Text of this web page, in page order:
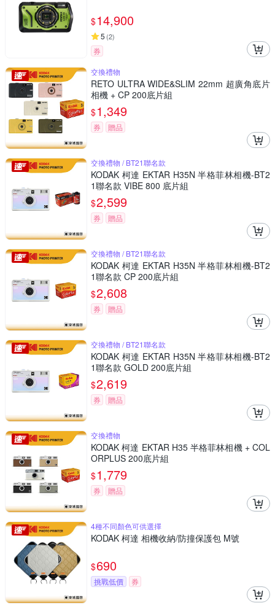
$14,900
5 (2)
券
交換禮物
RETO ULTRA WIDE&SLIM 22mm 超廣角底片
相機 + CP 200底片組
$1,349
券 贈品
交換禮物 / BT21聯名款
KODAK 柯達 EKTAR H35N 半格菲林相機-BT2
1聯名款 VIBE 800 底片組
$2,599
券 贈品
交換禮物 / BT21聯名款
KODAK 柯達 EKTAR H35N 半格菲林相機-BT2
1聯名款 CP 200底片組
$2,608
券 贈品
交換禮物 / BT21聯名款
KODAK 柯達 EKTAR H35N 半格菲林相機-BT2
1聯名款 GOLD 200底片組
$2,619
券 贈品
交換禮物
KODAK 柯達 EKTAR H35 半格菲林相機 + COL
ORPLUS 200底片組
$1,779
券 贈品
4種不同顏色可供選擇
KODAK 柯達 相機收納/防撞保護包 M號
$690
挑戰低價 券